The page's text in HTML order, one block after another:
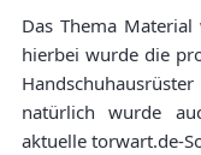
Das Thema
hierbei wurde die
natürlich wurde
aktuelle torwart.de-